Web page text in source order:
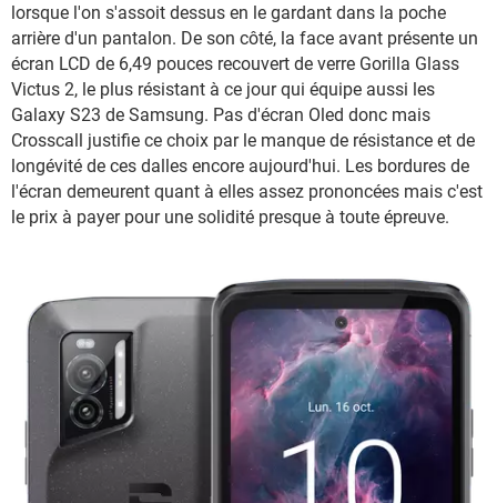
lorsque l'on s'assoit dessus en le gardant dans la poche
arrière d'un pantalon. De son côté, la face avant présente un
écran LCD de 6,49 pouces recouvert de verre Gorilla Glass
Victus 2, le plus résistant à ce jour qui équipe aussi les
Galaxy S23 de Samsung. Pas d'écran Oled donc mais
Crosscall justifie ce choix par le manque de résistance et de
longévité de ces dalles encore aujourd'hui. Les bordures de
l'écran demeurent quant à elles assez prononcées mais c'est
le prix à payer pour une solidité presque à toute épreuve.